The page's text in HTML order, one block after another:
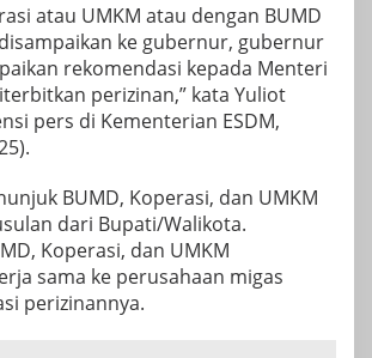
atau UMKM atau dengan BUMD
ke gubernur, gubernur
rekomendasi kepada Menteri
perizinan,” kata Yuliot
pers di Kementerian ESDM,
BUMD, Koperasi, dan UMKM
dari Bupati/Walikota.
Koperasi, dan UMKM
sama ke perusahaan migas
perizinannya.